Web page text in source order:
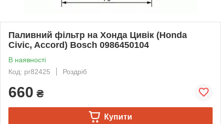
Паливний фільтр на Хонда Цивік (Honda
Civic, Accord) Bosch 0986450104
В наявності
Код: pr82425
Роздріб
660 ₴
Купити